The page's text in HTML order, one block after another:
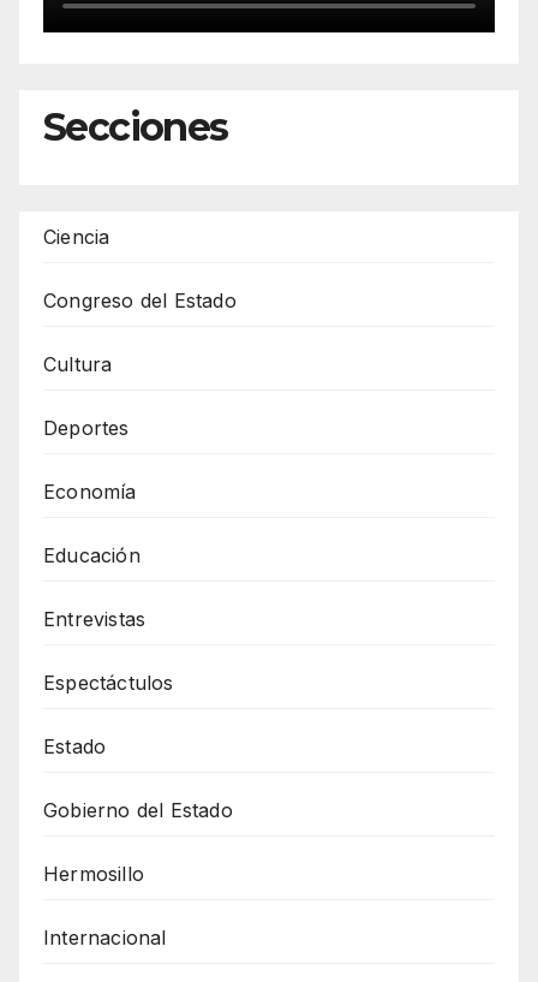
Secciones
Ciencia
Congreso del Estado
Cultura
Deportes
Economía
Educación
Entrevistas
Espectáctulos
Estado
Gobierno del Estado
Hermosillo
Internacional